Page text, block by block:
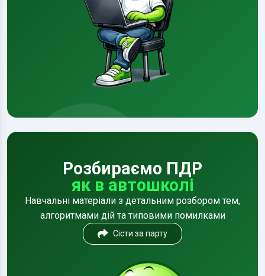
Розбираємо ПДР
як в автошколі
Навчальні матеріали з детальним розбором тем,
алгоритмами дій та типовими помилками
Сісти за парту